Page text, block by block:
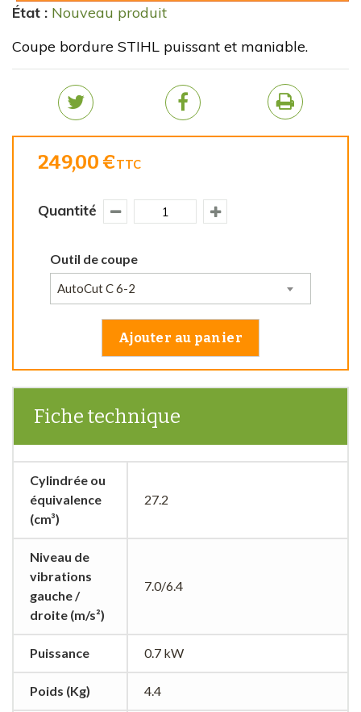
État : Nouveau produit
Coupe bordure STIHL puissant et maniable.
249,00 €TTC
Quantité
AutoCut C 6-2
Ajouter au panier
Fiche technique
Cylindrée ou
équivalence
(cm³)
27.2
Niveau de
vibrations
gauche /
droite (m/s²)
7.0/6.4
Puissance 0.7 kW
Poids (Kg) 4.4